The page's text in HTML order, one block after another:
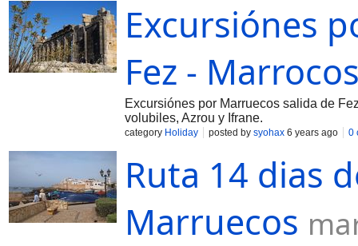
Excursiónes
Fez -
Excursiónes por Marruecos salida de
volubiles, Azrou y Ifrane.
category Holiday posted by syohax 6 years ago 0
Ruta 14 dias
Marruecos